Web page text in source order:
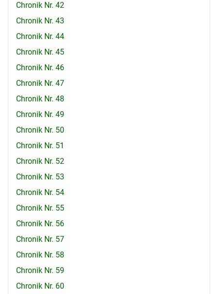
Chronik Nr. 42
Chronik Nr. 43
Chronik Nr. 44
Chronik Nr. 45
Chronik Nr. 46
Chronik Nr. 47
Chronik Nr. 48
Chronik Nr. 49
Chronik Nr. 50
Chronik Nr. 51
Chronik Nr. 52
Chronik Nr. 53
Chronik Nr. 54
Chronik Nr. 55
Chronik Nr. 56
Chronik Nr. 57
Chronik Nr. 58
Chronik Nr. 59
Chronik Nr. 60